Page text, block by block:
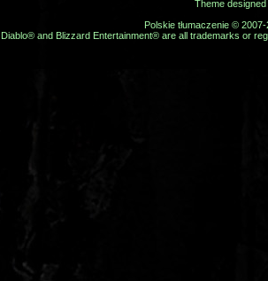
Theme
Polskie tłumaczenie ©
Diablo® and Blizzard Entertainment® are all trademarks or